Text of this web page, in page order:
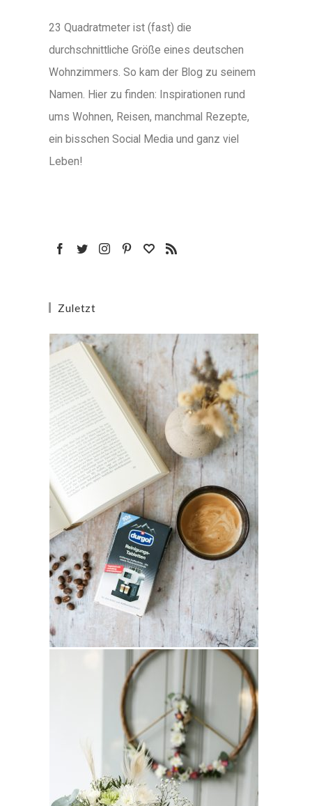
23 Quadratmeter ist (fast) die
durchschnittliche Größe eines deutschen
Wohnzimmers. So kam der Blog zu seinem
Namen. Hier zu finden: Inspirationen rund
ums Wohnen, Reisen, manchmal Rezepte,
ein bisschen Social Media und ganz viel
Leben!
Zuletzt